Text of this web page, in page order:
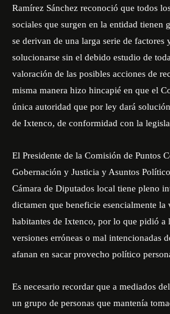
Ramírez Sánchez reconoció que todos
sociales que surgen en la entidad tienen
se derivan de una larga serie de factores
solucionarse sin el debido estudio de
valoración de las posibles acciones de
misma manera hizo hincapié en que el
única autoridad que por ley dará
de Ixtenco, de conformidad con la
El Presidente de la Comisión de Puntos
Gobernación y Justicia y Asuntos
Cámara de Diputados local tiene pleno
dictamen que beneficie esencialmente
habitantes de Ixtenco, por lo que pidió a
versiones erróneas o mal intencionadas
afanan en sacar provecho político
Es necesario recordar que a mediados
un grupo de personas que mantenía